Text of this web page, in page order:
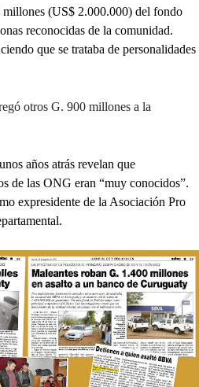
(US$ 2.000.000) del fondo
reconocidas de la comunidad.
que se trataba de personalidades
otros G. 900 millones a la
años atrás revelan que
de las ONG eran “muy conocidos”.
expresidente de la Asociación Pro